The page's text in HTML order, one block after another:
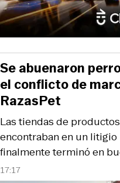
17:17
Las tiendas de
encontraban en un
finalmente terminó en
Se abuenaron
el conflicto de
RazasPet